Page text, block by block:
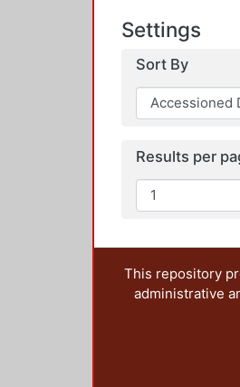
Settings
Sort By
Results per
This repository
administrative